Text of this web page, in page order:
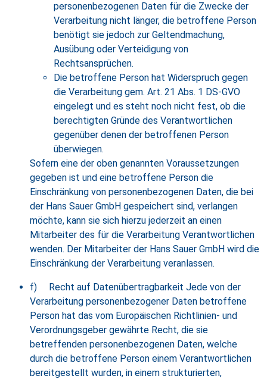
personenbezogenen Daten für die Zwecke der
Verarbeitung nicht länger, die betroffene Person
benötigt sie jedoch zur Geltendmachung,
Ausübung oder Verteidigung von
Rechtsansprüchen.
Die betroffene Person hat Widerspruch gegen
die Verarbeitung gem. Art. 21 Abs. 1 DS-GVO
eingelegt und es steht noch nicht fest, ob die
berechtigten Gründe des Verantwortlichen
gegenüber denen der betroffenen Person
überwiegen.
Sofern eine der oben genannten Voraussetzungen
gegeben ist und eine betroffene Person die
Einschränkung von personenbezogenen Daten, die bei
der Hans Sauer GmbH gespeichert sind, verlangen
möchte, kann sie sich hierzu jederzeit an einen
Mitarbeiter des für die Verarbeitung Verantwortlichen
wenden. Der Mitarbeiter der Hans Sauer GmbH wird die
Einschränkung der Verarbeitung veranlassen.
f) Recht auf Datenübertragbarkeit Jede von der
Verarbeitung personenbezogener Daten betroffene
Person hat das vom Europäischen Richtlinien- und
Verordnungsgeber gewährte Recht, die sie
betreffenden personenbezogenen Daten, welche
durch die betroffene Person einem Verantwortlichen
bereitgestellt wurden, in einem strukturierten,